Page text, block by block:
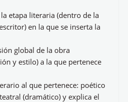
etapa literaria (dentro de la
en la que se inserta la
global de la obra
y estilo) a la que pertenece
al que pertenece: poético
(dramático) y explica el